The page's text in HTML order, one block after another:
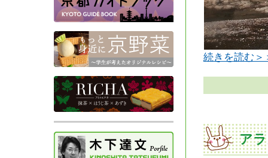
続きを読む＞
ア